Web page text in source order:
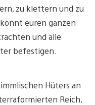
zu klettern und zu
euren ganzen
und alle
befestigen.
Hüters an
Reich,